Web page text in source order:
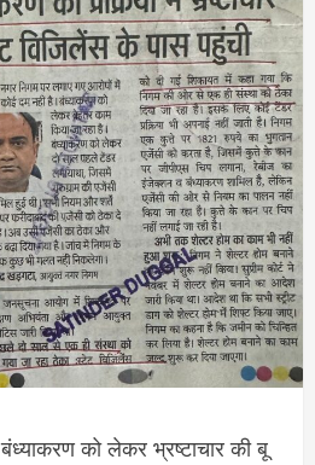
को लेकर भ्रष्टाचार की बू